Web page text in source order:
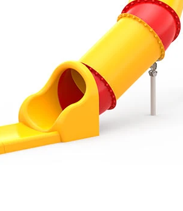
PRODUKTBILDER